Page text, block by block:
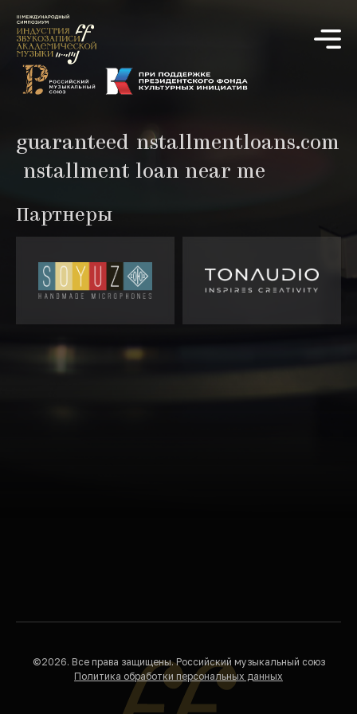
guaranteedinstallmentloans.com
installment loan near me
Партнеры
©2026. Все права защищены. Российский музыкальный союз
Политика обработки персональных данных